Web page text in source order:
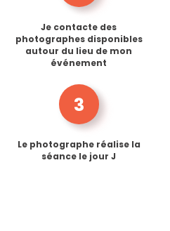
Je contacte des
photographes disponibles
autour du lieu de mon
événement
3
Le photographe réalise la
séance le jour J